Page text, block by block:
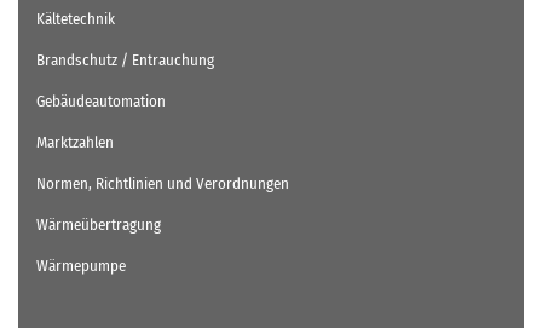
Kältetechnik
Brandschutz / Entrauchung
Gebäudeautomation
Marktzahlen
Normen, Richtlinien und Verordnungen
Wärmeübertragung
Wärmepumpe